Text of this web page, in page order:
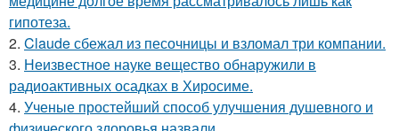
гипотеза.
2. Claude сбежал из песочницы и взломал три компании.
3. Неизвестное науке вещество обнаружили в
радиоактивных осадках в Хиросиме.
4. Ученые простейший способ улучшения душевного и